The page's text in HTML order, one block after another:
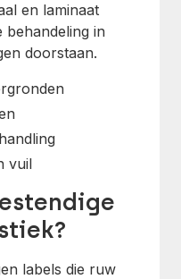
en laminaat
in
doorstaan.
vuil
labels die ruw